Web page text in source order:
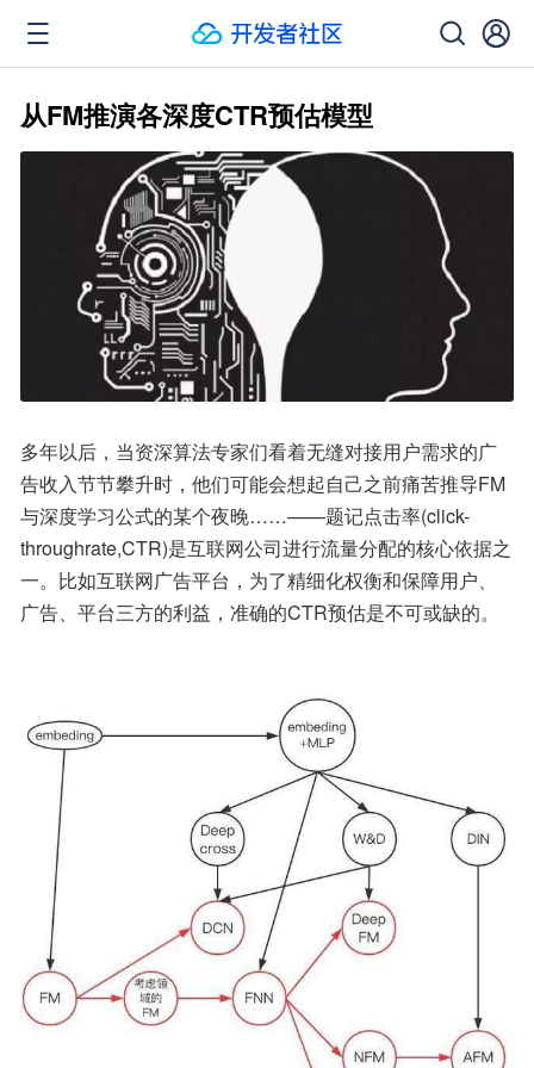
从FM推演各深度CTR预估模型
多年以后，当资深算法专家们看着无缝对接用户需求的广
告收入节节攀升时，他们可能会想起自己之前痛苦推导FM
与深度学习公式的某个夜晚……——题记点击率(click-
throughrate,CTR)是互联网公司进行流量分配的核心依据之
一。比如互联网广告平台，为了精细化权衡和保障用户、
广告、平台三方的利益，准确的CTR预估是不可或缺的。